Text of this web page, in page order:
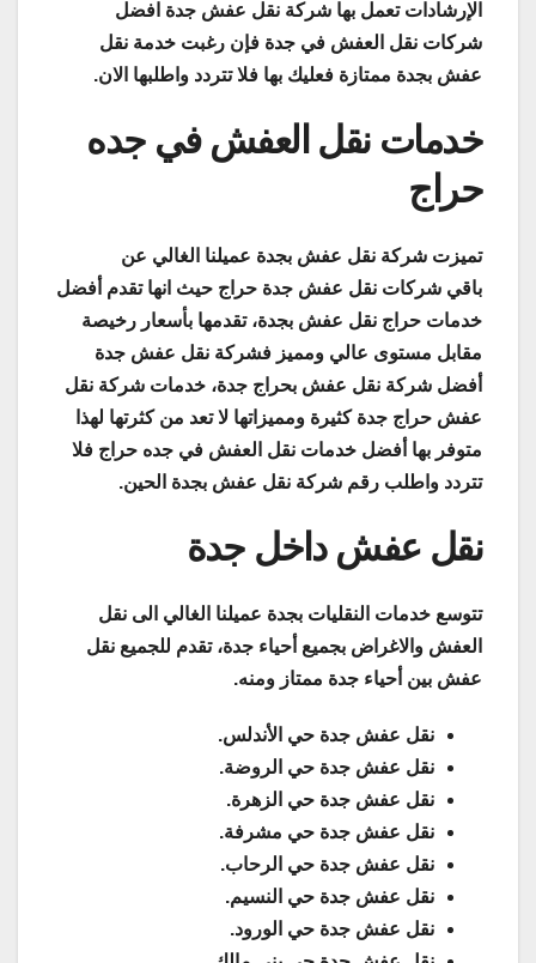
الإرشادات تعمل بها شركة نقل عفش جدة افضل
شركات نقل العفش في جدة فإن رغبت خدمة نقل
عفش بجدة ممتازة فعليك بها فلا تتردد واطلبها الان.
خدمات نقل العفش في جده
حراج
تميزت شركة نقل عفش بجدة عميلنا الغالي عن
باقي شركات نقل عفش جدة حراج حيث انها تقدم أفضل
خدمات حراج نقل عفش بجدة، تقدمها بأسعار رخيصة
مقابل مستوى عالي ومميز فشركة نقل عفش جدة
أفضل شركة نقل عفش بحراج جدة، خدمات شركة نقل
عفش حراج جدة كثيرة ومميزاتها لا تعد من كثرتها لهذا
متوفر بها أفضل خدمات نقل العفش في جده حراج فلا
تتردد واطلب رقم شركة نقل عفش بجدة الحين.
نقل عفش داخل جدة
تتوسع خدمات النقليات بجدة عميلنا الغالي الى نقل
العفش والاغراض بجميع أحياء جدة، تقدم للجميع نقل
عفش بين أحياء جدة ممتاز ومنه.
نقل عفش جدة حي الأندلس.
نقل عفش جدة حي الروضة.
نقل عفش جدة حي الزهرة.
نقل عفش جدة حي مشرفة.
نقل عفش جدة حي الرحاب.
نقل عفش جدة حي النسيم.
نقل عفش جدة حي الورود.